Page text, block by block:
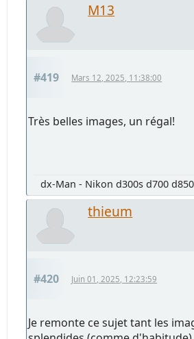
M13
#419 Mars 12, 2025, 11:38:00
Très belles images, un régal!
dx-Man - Nikon d300s d700 d850
thieum
#420 Juin 01, 2025, 12:23:59
Je remonte ce sujet tant les